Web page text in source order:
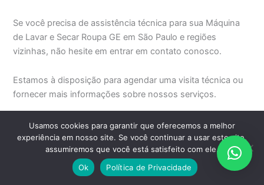
Se você precisa de assistência técnica para sua Máquina
de Lavar e Secar Roupa GE em São Paulo e regiões
vizinhas, não hesite em entrar em contato conosco.
Estamos à disposição para agendar uma visita técnica ou
fornecer mais informações sobre nossos serviços.
Horário de Funcionamento: Atendemos de Segunda a
Sexta-feira das 08:00 as 1800
Central de Atendimento GE em
Usamos cookies para garantir que oferecemos a melhor
experiência em nosso site. Se você continuar a usar este site,
assumiremos que você está satisfeito com ele.
Ok
Política de Privacidade